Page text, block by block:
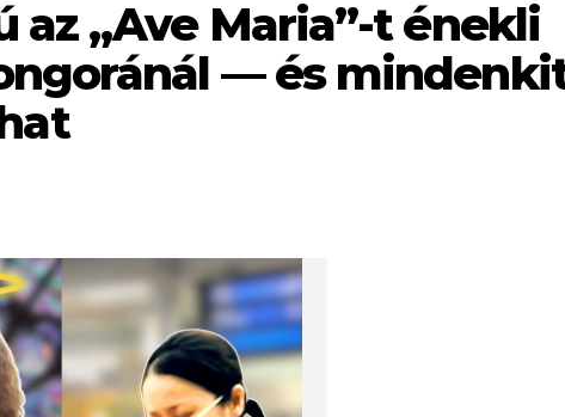
az „Ave Maria”-t énekli
— és